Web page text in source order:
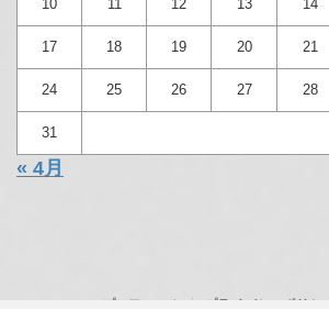
10 11 12 13 14
17 18 19 20 21
24 25 26 27 28
31
« 4月
プロフィール プライバシーポリシー